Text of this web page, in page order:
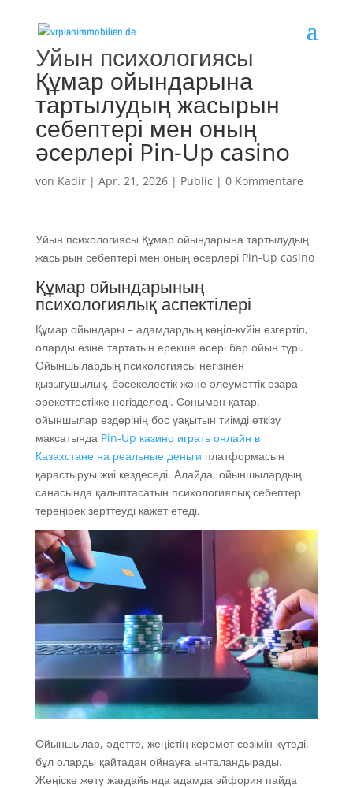
Уйын психологиясы
Құмар ойындарына
тартылудың жасырын
себептері мен оның
әсерлері Pin-Up casino
von Kadir| Apr. 21, 2026| Public | 0 Kommentare
Уйын психологиясы Құмар ойындарына тартылудың
жасырын себептері мен оның әсерлері Pin-Up casino
Құмар ойындарының
психологиялық аспектілері
Құмар ойындары – адамдардың көңіл-күйін өзгертіп,
оларды өзіне тартатын ерекше әсері бар ойын түрі.
Ойыншылардың психологиясы негізінен
қызығушылық, бәсекелестік және әлеуметтік өзара
әрекеттестікке негізделеді. Сонымен қатар,
ойыншылар өздерінің бос уақытын тиімді өткізу
мақсатында Pin-Up казино играть онлайн в
Казахстане на реальные деньги платформасын
қарастыруы жиі кездеседі. Алайда, ойыншылардың
санасында қалыптасатын психологиялық себептер
тереңірек зерттеуді қажет етеді.
Ойыншылар, әдетте, жеңістің керемет сезімін күтеді,
бұл оларды қайтадан ойнауға ынталандырады.
Жеңіске жету жағдайында адамда эйфория пайда